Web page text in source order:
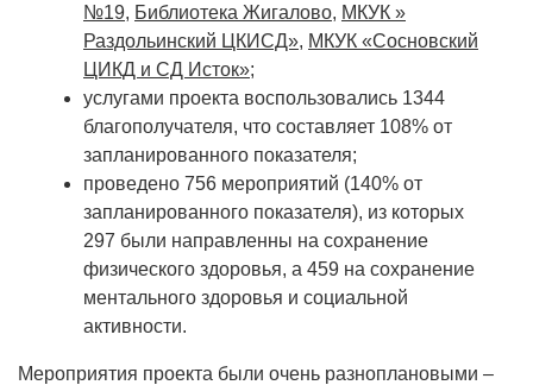
№19, Библиотека Жигалово, МКУК »
Раздольинский ЦКИСД», МКУК «Сосновский
ЦИКД и СД Исток»;
услугами проекта воспользовались 1344
благополучателя, что составляет 108% от
запланированного показателя;
проведено 756 мероприятий (140% от
запланированного показателя), из которых
297 были направленны на сохранение
физического здоровья, а 459 на сохранение
ментального здоровья и социальной
активности.
Мероприятия проекта были очень разноплановыми –